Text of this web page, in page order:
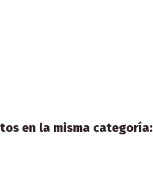
en la misma categoría: